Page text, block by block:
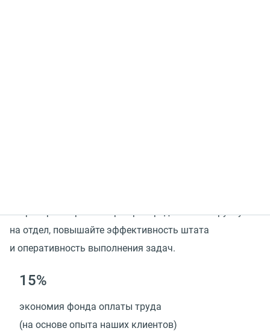
операторов — равномерно распределяйте нагрузку
на отдел, повышайте эффективность штата
и оперативность выполнения задач.
15%
экономия фонда оплаты труда
(на основе опыта наших клиентов)